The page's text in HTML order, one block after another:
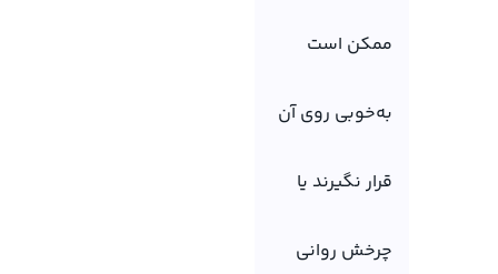
ممکن است
به‌خوبی روی آن
قرار نگیرند یا
چرخش روانی